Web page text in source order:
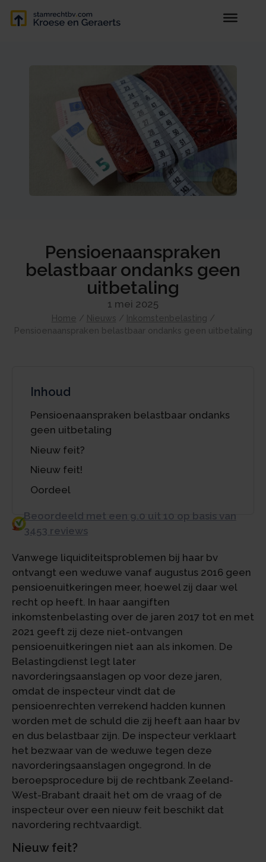
Pensioenaanspraken
belastbaar ondanks geen
uitbetaling
1 mei 2025
Home / Nieuws / Inkomstenbelasting /
Pensioenaanspraken belastbaar ondanks geen uitbetaling
Inhoud
Pensioenaanspraken belastbaar ondanks
geen uitbetaling
Nieuw feit?
Nieuw feit!
Oordeel
Beoordeeld met een 9.0 uit 10 op basis van
3453 reviews
Vanwege liquiditeitsproblemen bij haar bv
ontvangt een weduwe vanaf augustus 2016 geen
pensioenuitkeringen meer, hoewel zij daar wel
recht op heeft. In haar aangiften
inkomstenbelasting over de jaren 2017 tot en met
2021 geeft zij deze niet-ontvangen
pensioenuitkeringen niet aan als inkomen. De
Belastingdienst legt later
navorderingsaanslagen op voor deze jaren,
omdat de inspecteur vindt dat de
pensioenrechten verrekend hadden kunnen
worden met de schuld die zij heeft aan haar bv
en dus belastbaar zijn. De inspecteur verklaart
het bezwaar van de weduwe tegen deze
navorderingsaanslagen ongegrond. In de
beroepsprocedure bij de rechtbank Zeeland-
West-Brabant draait het om de vraag of de
inspecteur over een nieuw feit beschikt dat
navordering rechtvaardigt.
Nieuw feit?